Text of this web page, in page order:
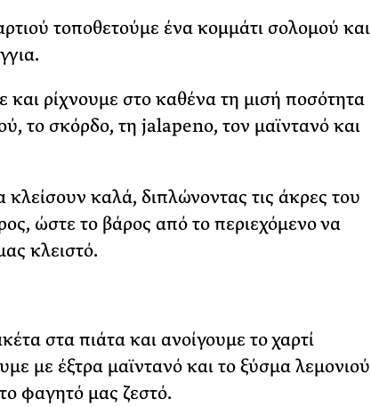
τοποθετούμε ένα κομμάτι σολομού και
ρίχνουμε στο καθένα τη μισή ποσότητα
το σκόρδο, τη jalapeno, τον μαϊντανό και
καλά, διπλώνοντας τις άκρες του
ώστε το βάρος από το περιεχόμενο να
κλειστό.
στα πιάτα και ανοίγουμε το χαρτί
με έξτρα μαϊντανό και το ξύσμα λεμονιού
φαγητό μας ζεστό.